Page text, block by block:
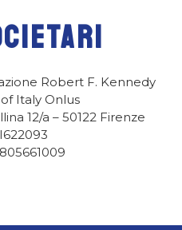
Robert F. Kennedy
Italy Onlus
12/a – 50122 Firenze